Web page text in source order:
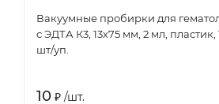
Вакуумные пробирки для
с ЭДТА К3, 13х75 мм, 2 мл, пластик,
шт/уп.
10 ₽ /шт.